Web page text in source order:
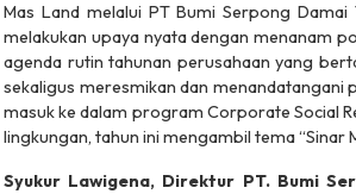
Mas Land melalui PT Bumi Serpong
melakukan upaya nyata dengan menanam
agenda rutin tahunan perusahaan yang
sekaligus meresmikan dan menandatangani
masuk ke dalam program Corporate Social
lingkungan, tahun ini mengambil tema “Sinar
Syukur Lawigena, Direktur PT. Bumi